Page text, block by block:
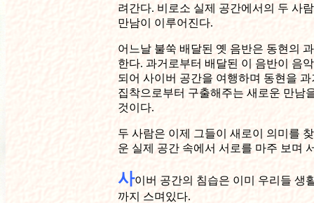
려간다. 비로소 실제 공간에서의 두 사
만남이 이루어진다.
어느날 불쑥 배달된 옛 음반은 동현의
한다. 과거로부터 배달된 이 음반이 음
되어 사이버 공간을 여행하며 동현을
집착으로부터 구출해주는 새로운 만남
것이다.
두 사람은 이제 그들이 새로이 의미를
운 실제 공간 속에서 서로를 마주 보며
사이버 공간의 침습은 이미 우리들 생
까지 스며있다.